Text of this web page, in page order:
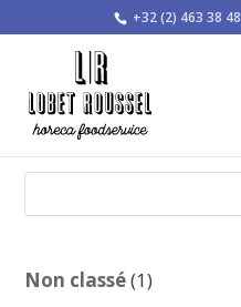
+32 (2) 463 38 48
Non classé 11